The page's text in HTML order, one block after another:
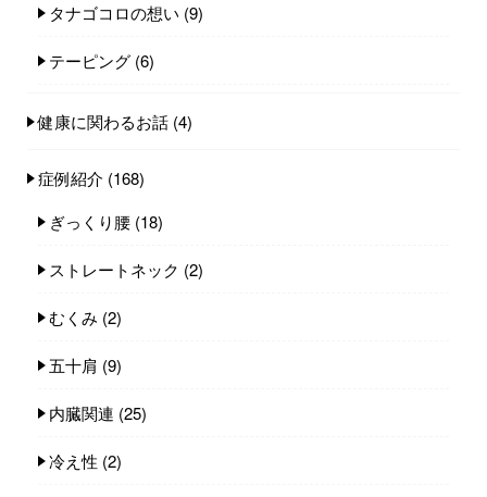
タナゴコロの想い (9)
テーピング (6)
健康に関わるお話 (4)
症例紹介 (168)
ぎっくり腰 (18)
ストレートネック (2)
むくみ (2)
五十肩 (9)
内臓関連 (25)
冷え性 (2)